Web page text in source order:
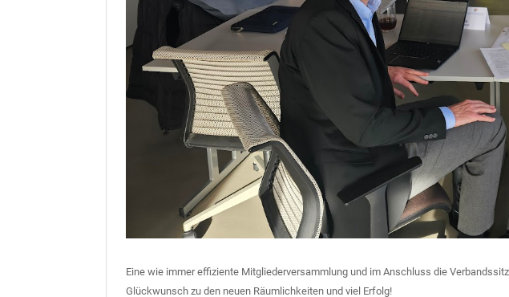
Eine wie immer effiziente Mitgliederversammlung und im Anschluss die
Glückwunsch zu den neuen Räumlichkeiten und viel Erfolg!